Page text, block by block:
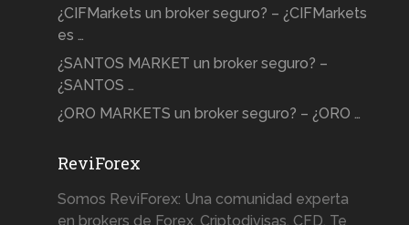
¿CIFMarkets un broker seguro? – ¿CIFMarkets
es …
¿SANTOS MARKET un broker seguro? –
¿SANTOS …
¿ORO MARKETS un broker seguro? – ¿ORO …
ReviForex
Somos ReviForex: Una comunidad experta
en brokers de Forex, Criptodivisas, CFD. Te